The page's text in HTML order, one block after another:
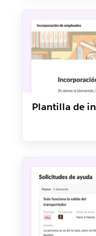
Plantilla de